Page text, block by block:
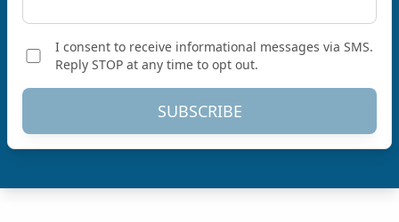
I consent to receive informational messages via SMS.
Reply STOP at any time to opt out.
SUBSCRIBE